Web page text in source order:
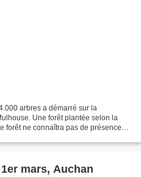
arbres a démarré sur la
Une forêt plantée selon la
forêt ne connaîtra pas de présence
mars, Auchan